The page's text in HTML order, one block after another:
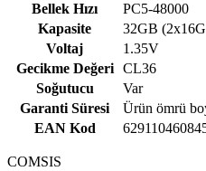
Bellek Hızı
PC5-48000
Kapasite
32GB
Voltaj
1.35V
Gecikme Değeri
CL36
Soğutucu
Var
Garanti Süresi
Ürün ömrü
EAN Kod
COMSIS